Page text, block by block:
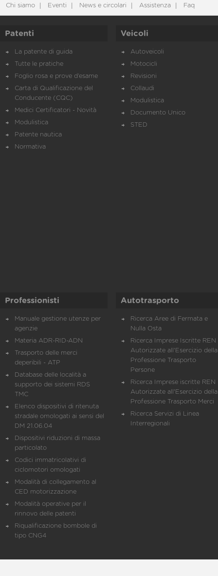
Chi siamo Eventi News e circolari Assistenza Faq
Patenti
La patente di guida
Tutte le pratiche
Foglio rosa e prove d’esame
Carta di Qualificazione del
Conducente (CQC)
Medici Certificatori - Novità
Modulistica
Patente nautica
Normativa
Veicoli
Autoveicoli
Motocicli
Revisioni
Collaudi
Modulistica
Documento Unico
STED
Professionisti
Manuale gestione utenze per
agenzie
Materia ADR-RID-ADN
Trasporto delle merci
deperibili - ATP
Database delle località a
supporto dei sistemi RDS
TMC
Elenco dispositivi di ritenuta
stradale omologati ai sensi del
DM 21.06.04
Dispositivi riduzioni di massa
particolato
Codici immatricolativi di
ciclomotori omologati
Modalità di collegamento al
CED motorizzazione
Modalità operative per il
rinnovo delle patenti
Riqualificazione bombole di
tipo CNG4
Autotrasporto
Ricerca Aree di Fermata e
Nulla Osta
Ricerca Imprese Iscritte REN
Autorizzate all'Esercizio della
Professione Trasporto
Persone
Ricerca Imprese iscritte REN
Autorizzate all'Esercizio della
Professione Trasporto Merci
Ricerca Servizi di Linea
Interregionali